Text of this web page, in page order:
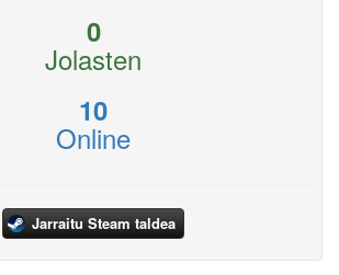
0
Jolasten
10
Online
Jarraitu Steam taldea